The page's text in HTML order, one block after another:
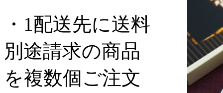
・1配送先に送料
別途請求の商品
を複数個ご注文